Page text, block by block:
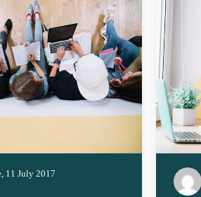
11 July 2017